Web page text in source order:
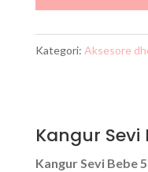
(5-
15kg)
Kategori: Aksesore
Kangur Sevi
Kangur Sevi Bebe